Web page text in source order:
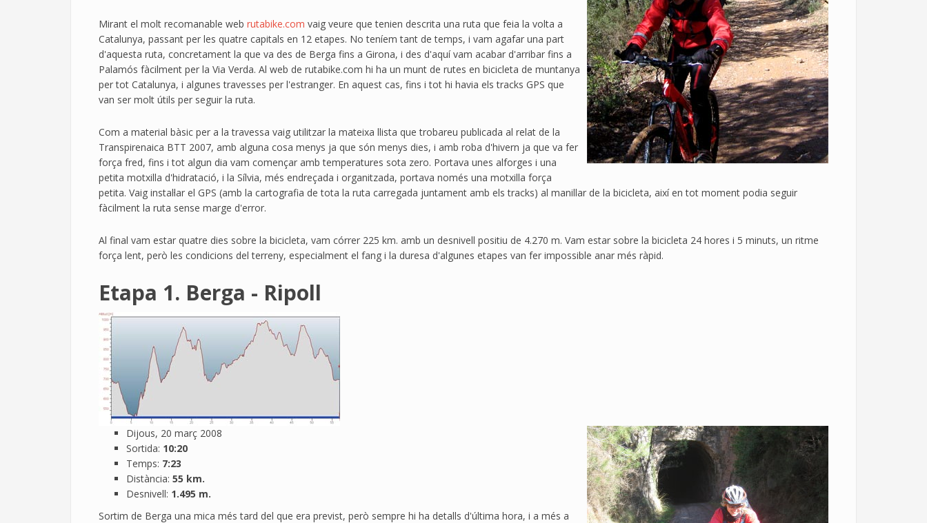
Mirant el molt recomanable web rutabike.com vaig veure que tenien descrita una ruta que feia la volta a
Catalunya, passant per les quatre capitals en 12 etapes. No teníem tant de temps, i vam agafar una part
d'aquesta ruta, concretament la que va des de Berga fins a Girona, i des d'aquí vam acabar d'arribar fins a
Palamós fàcilment per la Via Verda. Al web de rutabike.com hi ha un munt de rutes en bicicleta de muntanya
per tot Catalunya, i algunes travesses per l'estranger. En aquest cas, fins i tot hi havia els tracks GPS que
van ser molt útils per seguir la ruta.
Com a material bàsic per a la travessa vaig utilitzar la mateixa llista que trobareu publicada al relat de la
Transpirenaica BTT 2007, amb alguna cosa menys ja que són menys dies, i amb roba d'hivern ja que va fer
força fred, fins i tot algun dia vam començar amb temperatures sota zero. Portava unes alforges i una
petita motxilla d'hidratació, i la Sílvia, més endreçada i organitzada, portava només una motxilla força
petita. Vaig instal·lar el GPS (amb la cartografia de tota la ruta carregada juntament amb els tracks) al manillar de la bicicleta, així en tot moment podia seguir
fàcilment la ruta sense marge d'error.
Al final vam estar quatre dies sobre la bicicleta, vam córrer 225 km. amb un desnivell positiu de 4.270 m. Vam estar sobre la bicicleta 24 hores i 5 minuts, un ritme
força lent, però les condicions del terreny, especialment el fang i la duresa d'algunes etapes van fer impossible anar més ràpid.
Etapa 1. Berga - Ripoll
Dijous, 20 març 2008
Sortida: 10:20
Temps: 7:23
Distància: 55 km.
Desnivell: 1.495 m.
Sortim de Berga una mica més tard del que era previst, però sempre hi ha detalls d'última hora, i a més a